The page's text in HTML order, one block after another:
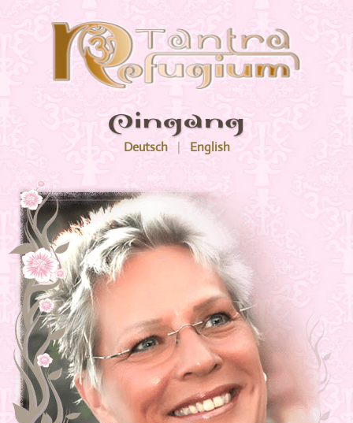
Massage & Preise
Women und Paare /Stressless
Tantra Surprise für Gourmets
Tantra Surprise
Meine Buchempfehlung für Frauen, die sich
jetzt trauen, neu Wege zu gehen!"
Deutsch | English